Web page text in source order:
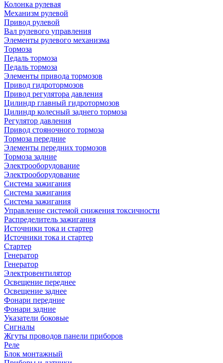
Колонка рулевая
Механизм рулевой
Привод рулевой
Вал рулевого управления
Элементы рулевого механизма
Тормоза
Педаль тормоза
Педаль тормоза
Элементы привода тормозов
Привод гидротормозов
Привод регулятора давления
Цилиндр главный гидротормозов
Цилиндр колесный заднего тормоза
Регулятор давления
Привод стояночного тормоза
Тормоза передние
Элементы передних тормозов
Тормоза задние
Электрооборудование
Электрооборудование
Система зажигания
Система зажигания
Система зажигания
Управление системой снижения токсичности
Распределитель зажигания
Источники тока и стартер
Источники тока и стартер
Стартер
Генератор
Генератор
Электровентилятор
Освещение переднее
Освещение заднее
Фонари передние
Фонари задние
Указатели боковые
Сигналы
Жгуты проводов панели приборов
Реле
Блок монтажный